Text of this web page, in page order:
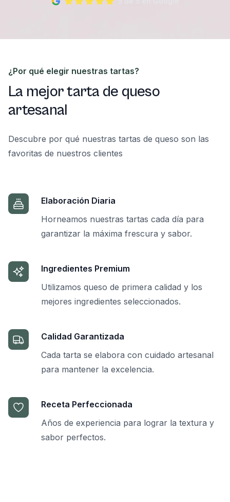
¿Por qué elegir nuestras tartas?
La mejor tarta de queso
artesanal
Descubre por qué nuestras tartas de queso son las
favoritas de nuestros clientes
Elaboración Diaria
Horneamos nuestras tartas cada día para
garantizar la máxima frescura y sabor.
Ingredientes Premium
Utilizamos queso de primera calidad y los
mejores ingredientes seleccionados.
Calidad Garantizada
Cada tarta se elabora con cuidado artesanal
para mantener la excelencia.
Receta Perfeccionada
Años de experiencia para lograr la textura y
sabor perfectos.